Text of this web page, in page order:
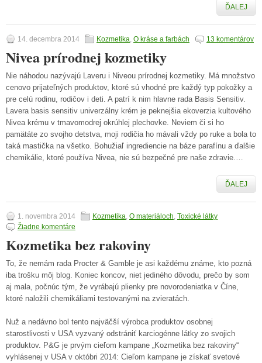
ĎALEJ
14. decembra 2014 Kozmetika O kráse a farbách 13 komentárov
Nivea prírodnej kozmetiky
Nie náhodou nazývajú Laveru i Niveou prírodnej kozmetiky. Má množstvo
cenovo prijateľných produktov, ktoré sú vhodné pre každý typ pokožky a
pre celú rodinu, rodičov i deti. A patrí k nim hlavne rada Basis Sensitiv.
Lavera basis sensitiv univerzálny krém je peknejšia ekoverzia kultového
Nivea krému v tmavomodrej okrúhlej plechovke. Neviem či si ho
pamätáte zo svojho detstva, moji rodičia ho mávali vždy po ruke a bola to
taká mastička na všetko. Bohužiaľ ingrediencie na báze parafínu a ďalšie
chemikálie, ktoré používa Nivea, nie sú bezpečné pre naše zdravie.…
ĎALEJ
1. novembra 2014 Kozmetika O materiáloch Toxické látky
Žiadne komentáre
Kozmetika bez rakoviny
To, že nemám rada Procter & Gamble je asi každému známe, kto pozná
iba trošku môj blog. Koniec koncov, niet jediného dôvodu, prečo by som
aj mala, počnúc tým, že vyrábajú plienky pre novorodeniatka v Číne,
ktoré naložili chemikáliami testovanými na zvieratách.
Nuž a nedávno bol tento najväčší výrobca produktov osobnej
starostlivosti v USA vyzvaný odstrániť karciogénne látky zo svojich
produktov. P&G je prvým cieľom kampane „Kozmetika bez rakoviny“
vyhlásenej v USA v októbri 2014: Cieľom kampane je získať svetové